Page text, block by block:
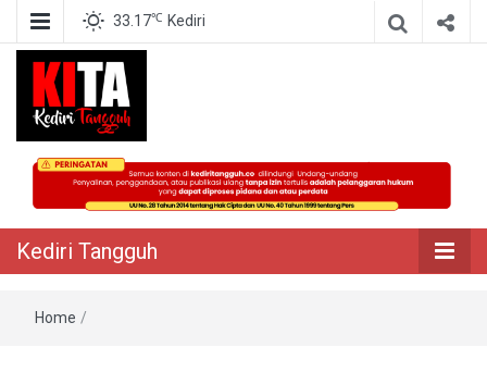
33.17℃ Kediri
Kediri Tangguh
Berita Akurat Terpercaya
Kediri Tangguh
Home /